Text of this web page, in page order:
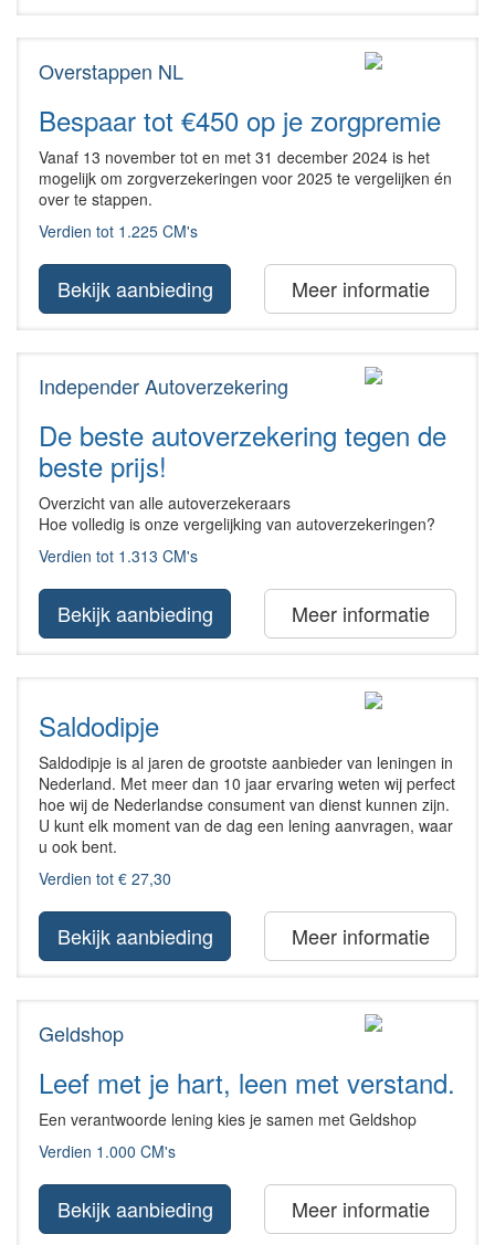
Overstappen NL
Bespaar tot €450 op je zorgpremie
Vanaf 13 november tot en met 31 december 2024 is het
mogelijk om zorgverzekeringen voor 2025 te vergelijken én
over te stappen.
Verdien tot 1.225 CM's
Bekijk aanbieding Meer informatie
Independer Autoverzekering
De beste autoverzekering tegen de
beste prijs!
Overzicht van alle autoverzekeraars
Hoe volledig is onze vergelijking van autoverzekeringen?
Verdien tot 1.313 CM's
Bekijk aanbieding Meer informatie
Saldodipje
Saldodipje is al jaren de grootste aanbieder van leningen in
Nederland. Met meer dan 10 jaar ervaring weten wij perfect
hoe wij de Nederlandse consument van dienst kunnen zijn.
U kunt elk moment van de dag een lening aanvragen, waar
u ook bent.
Verdien tot € 27,30
Bekijk aanbieding Meer informatie
Geldshop
Leef met je hart, leen met verstand.
Een verantwoorde lening kies je samen met Geldshop
Verdien 1.000 CM's
Bekijk aanbieding Meer informatie